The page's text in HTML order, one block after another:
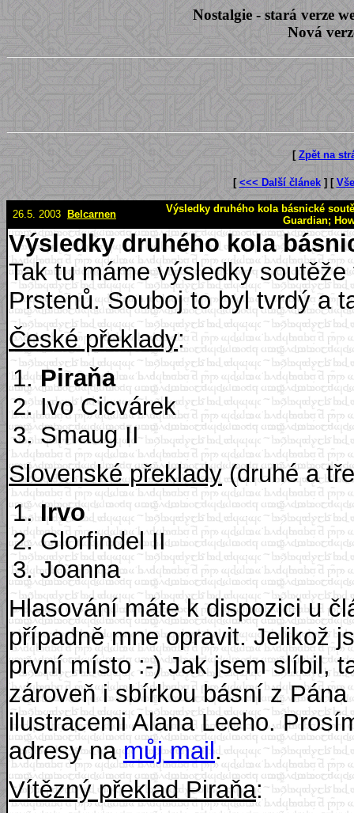
Nostalgie - stará verze
Nová
[ Zpět na
[ <<< Další článek] [
26.5. 2003 Belcarnen
Výsledky druhého kola básnické
Guardian;
Výsledky druhého kola
Tak tu máme výsledky
Prstenů. Souboj to byl tvrdý a
České překlady:
Piraňa
Ivo Cicvárek
Smaug II
Slovenské překlady(druhé a
Irvo
Glorfindel II
Joanna
Hlasování máte k dispozici u
případně mne opravit. Jelikož
první místo :-) Jak jsem slíbil,
zároveň i sbírkou básní z
ilustracemi Alana Leeho.
adresy namůj mail.
Vítězný překlad Piraňa: